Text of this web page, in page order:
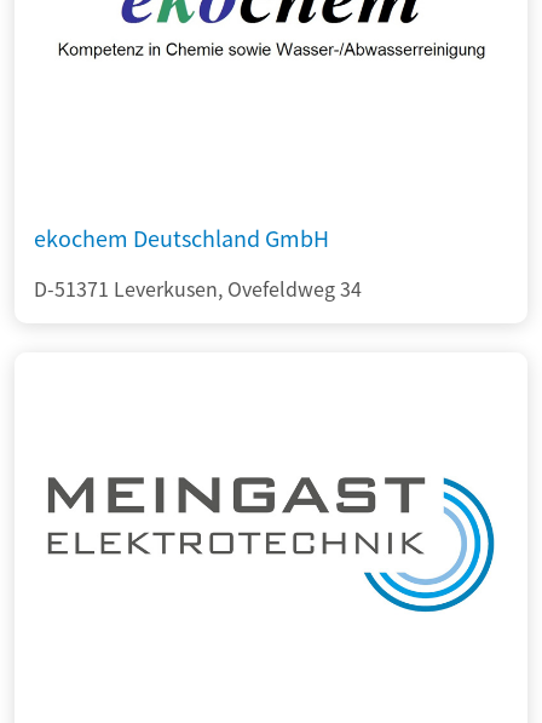
ekochem Deutschland GmbH
D-51371 Leverkusen, Ovefeldweg 34